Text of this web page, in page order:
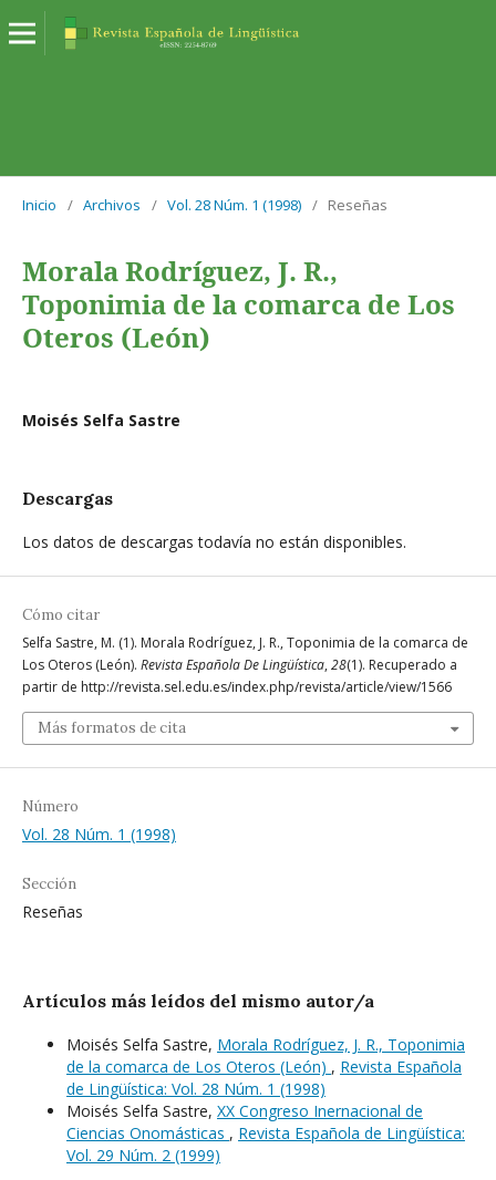
Inicio / Archivos / Vol. 28 Núm. 1 (1998) / Reseñas
Morala Rodríguez, J. R.,
Toponimia de la comarca de Los
Oteros (León)
Moisés Selfa Sastre
Descargas
Los datos de descargas todavía no están disponibles.
Cómo citar
Selfa Sastre, M. (1). Morala Rodríguez, J. R., Toponimia de la comarca de
Los Oteros (León). Revista Española De Lingüística, 28(1). Recuperado a
partir de http://revista.sel.edu.es/index.php/revista/article/view/1566
Más formatos de cita
Número
Vol. 28 Núm. 1 (1998)
Sección
Reseñas
Artículos más leídos del mismo autor/a
Moisés Selfa Sastre, Morala Rodríguez, J. R., Toponimia
de la comarca de Los Oteros (León) , Revista Española
de Lingüística: Vol. 28 Núm. 1 (1998)
Moisés Selfa Sastre, XX Congreso Inernacional de
Ciencias Onomásticas , Revista Española de Lingüística:
Vol. 29 Núm. 2 (1999)